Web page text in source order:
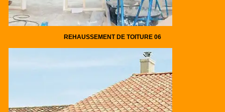
REHAUSSEMENT DE TOITURE 06